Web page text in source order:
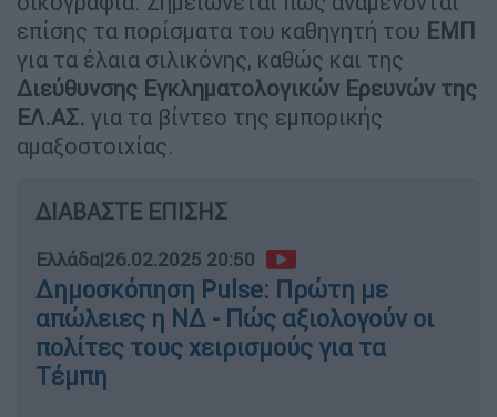
επίσης τα πορίσματα του καθηγητή του ΕΜΠ
για τα έλαια σιλικόνης, καθώς και της
Διεύθυνσης Εγκληματολογικών Ερευνών της
ΕΛ.ΑΣ. για τα βίντεο της εμπορικής
αμαξοστοιχίας.
ΔΙΑΒΑΣΤΕ ΕΠΙΣΗΣ
Ελλάδα|26.02.2025 20:50
Δημοσκόπηση Pulse: Πρώτη με
απώλειες η ΝΔ - Πώς αξιολογούν οι
πολίτες τους χειρισμούς για τα
Τέμπη